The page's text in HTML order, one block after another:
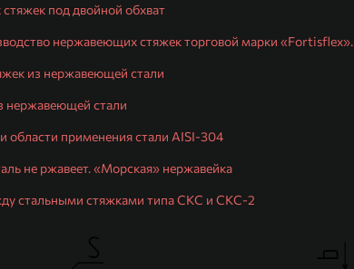
под двойной обхват
нержавеющих стяжек торговой марки «Fortisflex».
из нержавеющей стали
нержавеющей стали
области применения стали AISI-304
не ржавеет. «Морская» нержавейка
стальными стяжками типа СКС и СКС-2